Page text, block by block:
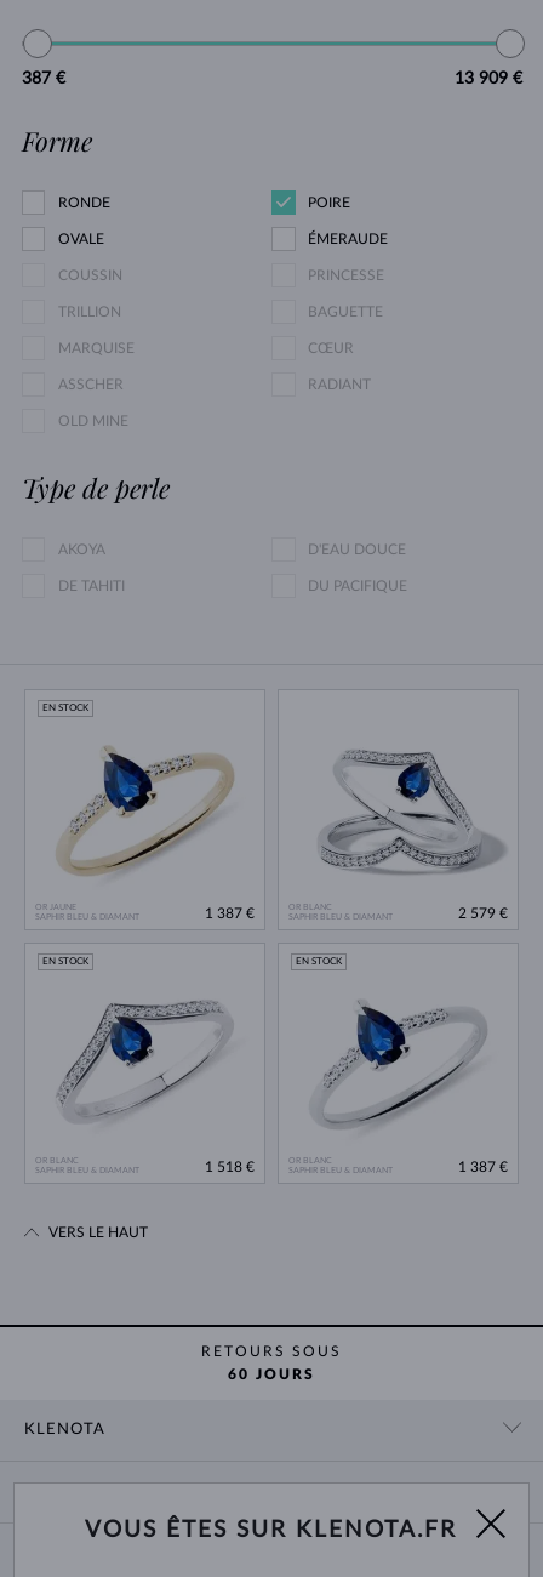
387 € 13 909 €
Forme
RONDE POIRE
OVALE ÉMERAUDE
COUSSIN PRINCESSE
TRILLION BAGUETTE
MARQUISE CŒUR
ASSCHER RADIANT
OLD MINE
Type de perle
AKOYA D'EAU DOUCE
DE TAHITI DU PACIFIQUE
OR JAUNE
SAPHIR BLEU & DIAMANT
EN STOCK
1 387 €
OR BLANC
SAPHIR BLEU & DIAMANT
2 579 €
OR BLANC
SAPHIR BLEU & DIAMANT
EN STOCK
1 518 €
OR BLANC
SAPHIR BLEU & DIAMANT
EN STOCK
1 387 €
VERS LE HAUT
RETOURS SOUS
60 JOURS
KLENOTA
NOUS CONNAÎTRE
LIVRAISON ET PAIEMENT
VOUS ÊTES SUR KLENOTA.FR